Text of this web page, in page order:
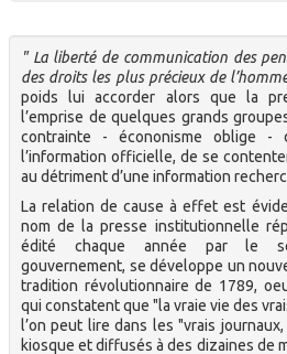
" La liberté de communication des
des droits les plus précieux de
poids lui accorder alors que la
l’emprise de quelques grands
contrainte - écononisme oblige
l’information officielle, de se
au détriment d’une information
La relation de cause à effet est
nom de la presse institutionnelle
édité chaque année par le
gouvernement, se développe un
tradition révolutionnaire de 1789,
qui constatent que "la vraie vie des
l’on peut lire dans les "vrais
kiosque et diffusés à des dizaines de